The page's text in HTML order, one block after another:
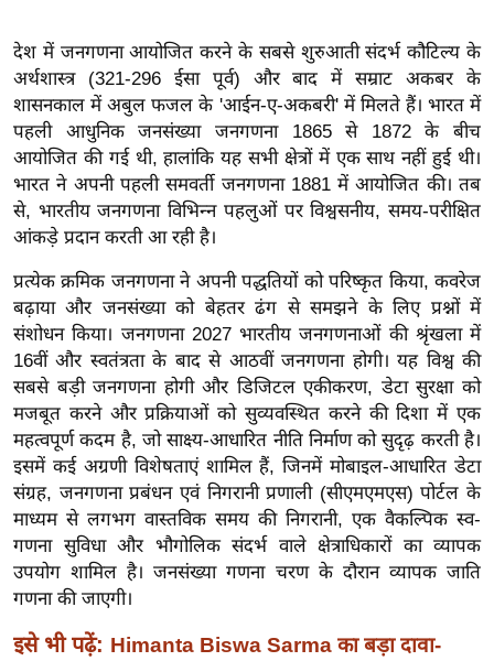
त
यं
ग
इं
डि
या
सा
हि
त्य
ज
ग
त
ऑ
टो
व
र्ल्ड
न्यू
ज
ब्री
फ
देश में जनगणना आयोजित करने के सबसे शुरुआती संदर्भ कौटिल्य के
अर्थशास्त्र (321-296 ईसा पूर्व) और बाद में सम्राट अकबर के
शासनकाल में अबुल फजल के 'आईन-ए-अकबरी' में मिलते हैं। भारत में
पहली आधुनिक जनसंख्या जनगणना 1865 से 1872 के बीच
आयोजित की गई थी, हालांकि यह सभी क्षेत्रों में एक साथ नहीं हुई थी।
भारत ने अपनी पहली समवर्ती जनगणना 1881 में आयोजित की। तब
से, भारतीय जनगणना विभिन्न पहलुओं पर विश्वसनीय, समय-परीक्षित
आंकड़े प्रदान करती आ रही है।
प्रत्येक क्रमिक जनगणना ने अपनी पद्धतियों को परिष्कृत किया, कवरेज
बढ़ाया और जनसंख्या को बेहतर ढंग से समझने के लिए प्रश्नों में
संशोधन किया। जनगणना 2027 भारतीय जनगणनाओं की श्रृंखला में
16वीं और स्वतंत्रता के बाद से आठवीं जनगणना होगी। यह विश्व की
सबसे बड़ी जनगणना होगी और डिजिटल एकीकरण, डेटा सुरक्षा को
मजबूत करने और प्रक्रियाओं को सुव्यवस्थित करने की दिशा में एक
महत्वपूर्ण कदम है, जो साक्ष्य-आधारित नीति निर्माण को सुदृढ़ करती है।
इसमें कई अग्रणी विशेषताएं शामिल हैं, जिनमें मोबाइल-आधारित डेटा
संग्रह, जनगणना प्रबंधन एवं निगरानी प्रणाली (सीएमएमएस) पोर्टल के
माध्यम से लगभग वास्तविक समय की निगरानी, ​​एक वैकल्पिक स्व-
गणना सुविधा और भौगोलिक संदर्भ वाले क्षेत्राधिकारों का व्यापक
उपयोग शामिल है। जनसंख्या गणना चरण के दौरान व्यापक जाति
गणना की जाएगी।
इसे भी पढ़ें: Himanta Biswa Sarma का बड़ा दावा-